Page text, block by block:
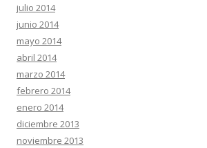
julio 2014
junio 2014
mayo 2014
abril 2014
marzo 2014
febrero 2014
enero 2014
diciembre 2013
noviembre 2013